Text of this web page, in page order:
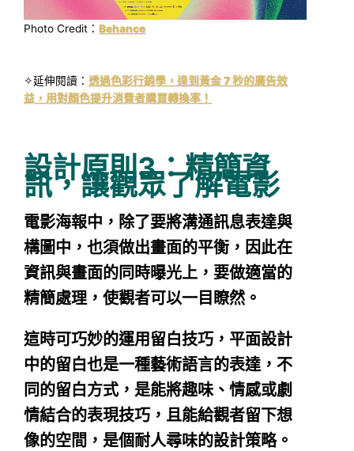
Photo Credit： Behance
✧延伸閱讀： 透過色彩行銷學，達到黃金 7 秒的廣告效
益，用對顏色提升消費者購買轉換率！
設計原則3：精簡資
訊，讓觀眾了解電影
電影海報中，除了要將溝通訊息表達與
構圖中，也須做出畫面的平衡，因此在
資訊與畫面的同時曝光上，要做適當的
精簡處理，使觀者可以一目瞭然。
這時可巧妙的運用留白技巧，平面設計
中的留白也是一種藝術語言的表達，不
同的留白方式，是能將趣味、情感或劇
情結合的表現技巧，且能給觀者留下想
像的空間，是個耐人尋味的設計策略。